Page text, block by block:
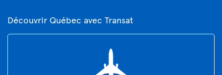
Découvrir Québec avec Transat